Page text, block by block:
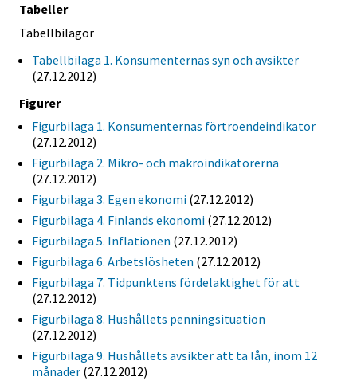
Tabeller
Tabellbilagor
Tabellbilaga 1. Konsumenternas syn och avsikter
(27.12.2012)
Figurer
Figurbilaga 1. Konsumenternas förtroendeindikator
(27.12.2012)
Figurbilaga 2. Mikro- och makroindikatorerna
(27.12.2012)
Figurbilaga 3. Egen ekonomi (27.12.2012)
Figurbilaga 4. Finlands ekonomi (27.12.2012)
Figurbilaga 5. Inflationen (27.12.2012)
Figurbilaga 6. Arbetslösheten (27.12.2012)
Figurbilaga 7. Tidpunktens fördelaktighet för att
(27.12.2012)
Figurbilaga 8. Hushållets penningsituation
(27.12.2012)
Figurbilaga 9. Hushållets avsikter att ta lån, inom 12
månader (27.12.2012)